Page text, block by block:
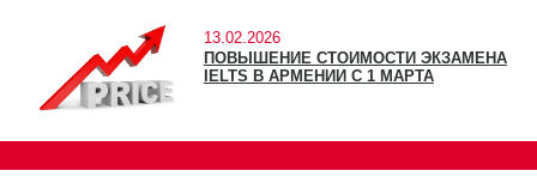
13.02.2026
ПОВЫШЕНИЕ СТОИМОСТИ ЭКЗАМЕНА
IELTS В АРМЕНИИ С 1 МАРТА